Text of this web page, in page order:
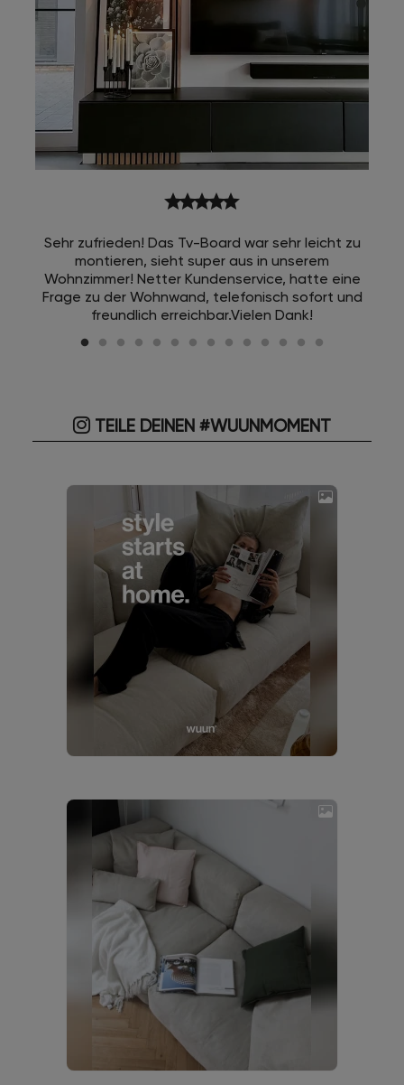
starstarstarstarstar
Sehr zufrieden! Das Tv-Board war sehr leicht zu
montieren, sieht super aus in unserem
Wohnzimmer! Netter Kundenservice, hatte eine
Frage zu der Wohnwand, telefonisch sofort und
freundlich erreichbar.Vielen Dank!
TEILE DEINEN #WUUNMOMENT